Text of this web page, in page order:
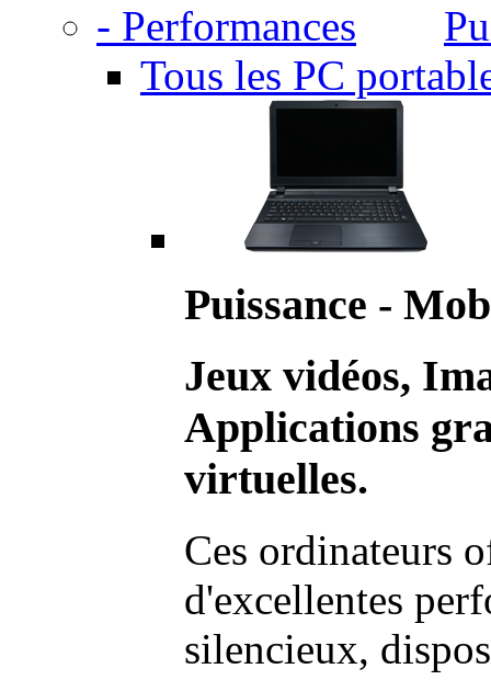
Tous les PC
Puissance -
Jeux vidéos,
Applications
virtuelles.
Ces ordinateurs
d'excellentes
silencieux,